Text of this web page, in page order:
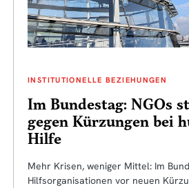
INSTITUTIONELLE BEZIEHUNGEN
Im Bundestag: NGOs
gegen Kürzungen bei
Hilfe
Mehr Krisen, weniger Mittel: Im
Hilfsorganisationen vor neuen